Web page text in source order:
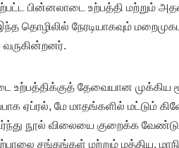
பின்னலாடை உற்பத்தி மற்றும்‌
தொழிலில் நேரடியாகவும்
வருகின்றனர்‌.
உற்பத்திக்குத்‌ தேவையான முக்கிய
ஏப்ரல்‌, மே மாதங்களில்‌ மட்டும்‌
நூல் விலையை குறைக்க
சங்கங்கள் மற்றும் மத்திய,